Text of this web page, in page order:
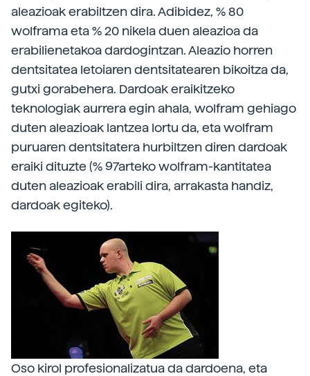
aleazioak erabiltzen dira. Adibidez, % 80
wolframa eta % 20 nikela duen aleazioa da
erabilienetakoa dardogintzan. Aleazio horren
dentsitatea letoiaren dentsitatearen bikoitza da,
gutxi gorabehera. Dardoak eraikitzeko
teknologiak aurrera egin ahala, wolfram gehiago
duten aleazioak lantzea lortu da, eta wolfram
puruaren dentsitatera hurbiltzen diren dardoak
eraiki dituzte (% 97arteko wolfram-kantitatea
duten aleazioak erabili dira, arrakasta handiz,
dardoak egiteko).
Oso kirol profesionalizatua da dardoena, eta